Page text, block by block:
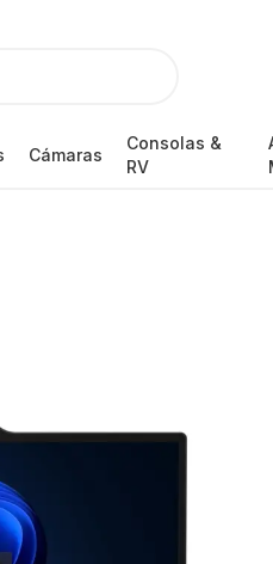
Cámaras
Consolas &
RV